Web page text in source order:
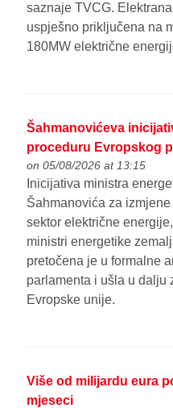
saznaje TVCG.
uspješno priključena na
180MW električne
Šahmanovićeva
proceduru Evropskog
on 05/08/2026 at 13:15
Inicijativa ministra
Šahmanovića za
sektor električne
ministri energetike
pretočena je u formalne
parlamenta i ušla u dalju
Evropske unije.
Više od milijardu eura
mjeseci